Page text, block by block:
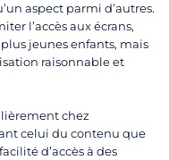
aspect parmi d’autres.
l’accès aux écrans,
jeunes enfants, mais
raisonnable et
chez
celui du contenu que
d’accès à des